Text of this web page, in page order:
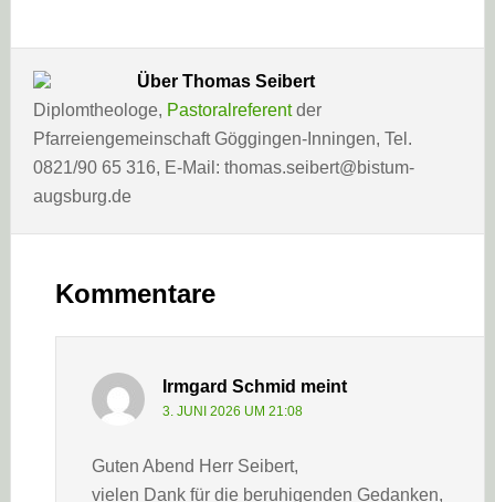
Über Thomas Seibert
Diplomtheologe, Pastoralreferentder
Pfarreiengemeinschaft Göggingen-Inningen, Tel.
0821/90 65 316, E-Mail: thomas.seibert@bistum-
augsburg.de
Interaktionen
Kommentare
Irmgard Schmid meint
3. JUNI 2026 UM 21:08
Guten Abend Herr Seibert,
vielen Dank für die beruhigenden Gedanken,